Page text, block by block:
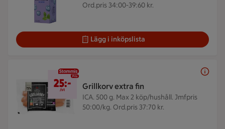
Ord.pris 34:00-39:60 kr.
Lägg i inköpslista
Grillkorv extra fin
ICA. 500 g. Max 2 köp/hushåll. Jmfpris
50:00/kg. Ord.pris 37:70 kr.
25 kr/st
25:-
/st